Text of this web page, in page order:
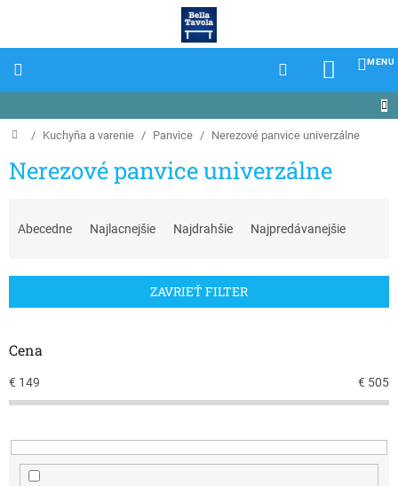
Domov
/ Kuchyňa a varenie / Panvice / Nerezové panvice univerzálne
Nerezové panvice univerzálne
i
p
r
o
d
k
t
Abecedne Najlacnejšie Najdrahšie Najpredávanejšie
ZAVRIEŤ FILTER
Cena
€ 149 € 505